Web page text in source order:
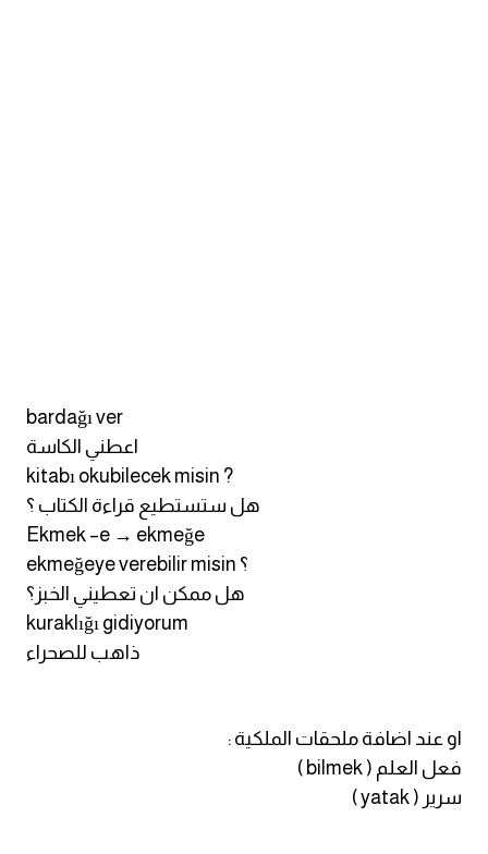
كلمات بحرف s
كلمات بحرف t
bardağı ver
اعطني الكاسة
kitabı okubilecek misin ?
هل ستستطيع قراءة الكتاب ؟
Ekmek –e → ekmeğe
ekmeğeye verebilir misin ؟
هل ممكن ان تعطيني الخبز؟
kuraklığı gidiyorum
ذاهب للصحراء
او عند اضافة ملحقات الملكية :
فعل العلم ( bilmek )
سرير ( yatak )